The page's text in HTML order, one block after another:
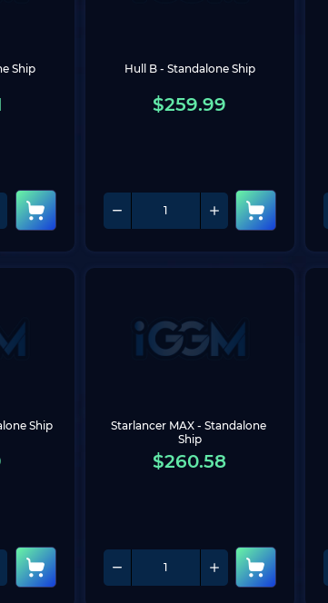
Ship Hull B - Standalone Ship
$259.99
Ship
Starlancer MAX - Standalone
Ship
$260.58